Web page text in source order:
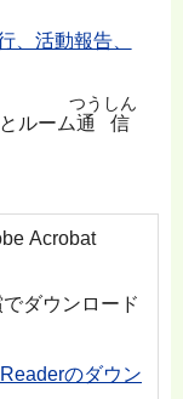
、活動報告、
ルーム通信
つうしん
Acrobat
ダウンロード
のダウン